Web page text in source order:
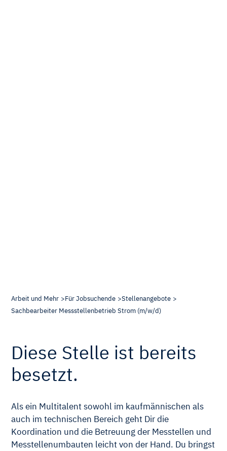
Arbeit und Mehr Für Jobsuchende
Stellenangebote
Sachbearbeiter Messstellenbetrieb Strom (m/w/d)
Diese Stelle ist bereits
besetzt.
Als ein Multitalent sowohl im kaufmännischen als
auch im technischen Bereich geht Dir die
Koordination und die Betreuung der Messtellen und
Messtellenumbauten leicht von der Hand. Du bringst